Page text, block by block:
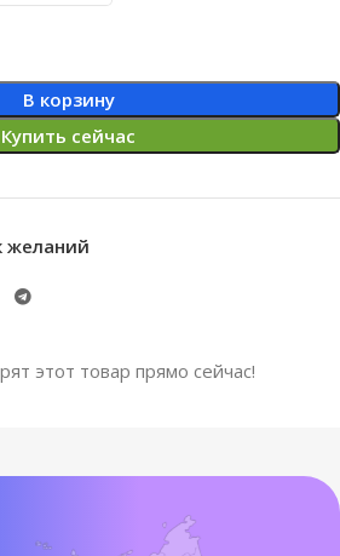
В корзину
Купить сейчас
желаний
этот товар прямо сейчас!